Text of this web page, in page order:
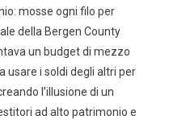
mosse ogni filo per
della Bergen County
un budget di mezzo
usare i soldi degli altri per
l’illusione di un
ad alto patrimonio e